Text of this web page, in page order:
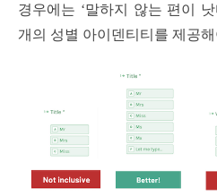
경우에는 ‘말하지 않는 편이
개의 성별 아이덴티티를 제공